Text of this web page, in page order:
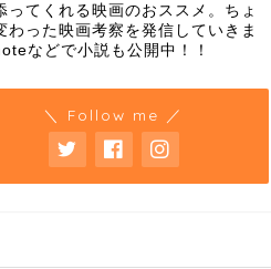
ってくれる映画のおススメ。ちょ
わった映画考察を発信していきま
などで小説も公開中！！
＼ Follow me ／